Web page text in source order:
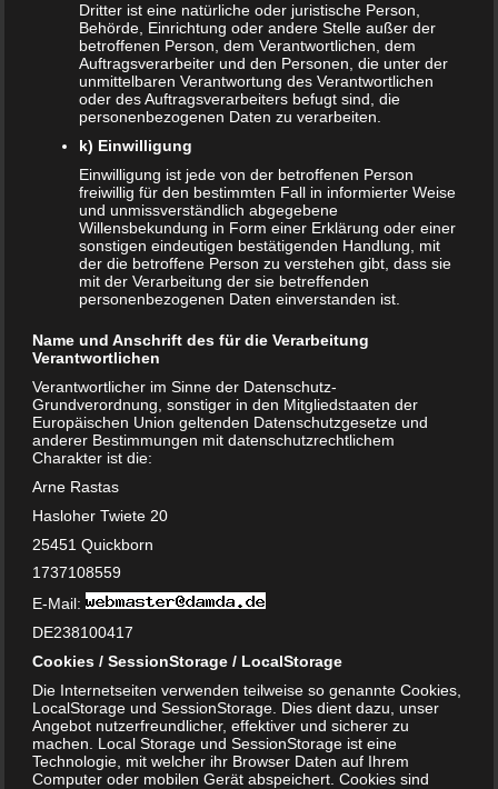
Babyhaut schützen: So gelingt es am
besten!
3. MAI 2024
Wenn es um die zarte Babyhaut geht, gibt es keine
Kompromisse. Du möchtest nur das Beste für die kleinen
Schätze, richtig? In unserem heutigen Beitrag…
Dritter ist eine natürliche oder juristische Person,
Behörde, Einrichtung oder andere Stelle außer der
betroffenen Person, dem Verantwortlichen, dem
Auftragsverarbeiter und den Personen, die unter der
unmittelbaren Verantwortung des Verantwortlichen
oder des Auftragsverarbeiters befugt sind, die
personenbezogenen Daten zu verarbeiten.
k) Einwilligung
Einwilligung ist jede von der betroffenen Person
freiwillig für den bestimmten Fall in informierter Weise
und unmissverständlich abgegebene
Willensbekundung in Form einer Erklärung oder einer
sonstigen eindeutigen bestätigenden Handlung, mit
der die betroffene Person zu verstehen gibt, dass sie
mit der Verarbeitung der sie betreffenden
personenbezogenen Daten einverstanden ist.
Name und Anschrift des für die Verarbeitung
Verantwortlichen
Verantwortlicher im Sinne der Datenschutz-
Grundverordnung, sonstiger in den Mitgliedstaaten der
Europäischen Union geltenden Datenschutzgesetze und
anderer Bestimmungen mit datenschutzrechtlichem
Charakter ist die:
Arne Rastas
Hasloher Twiete 20
25451 Quickborn
1737108559
E-Mail:
DE238100417
Cookies / SessionStorage / LocalStorage
Die Internetseiten verwenden teilweise so genannte Cookies,
LocalStorage und SessionStorage. Dies dient dazu, unser
Angebot nutzerfreundlicher, effektiver und sicherer zu
machen. Local Storage und SessionStorage ist eine
Technologie, mit welcher ihr Browser Daten auf Ihrem
Computer oder mobilen Gerät abspeichert. Cookies sind